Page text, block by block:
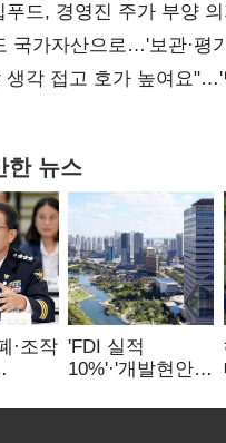
푸드, 경영진 주가 부양
국가자산으로…'보관·평
생각 접고 호가 높여요
한 뉴스
·조작
경찰
'FDI 실적
10%'·'개발현안
인천경제청장